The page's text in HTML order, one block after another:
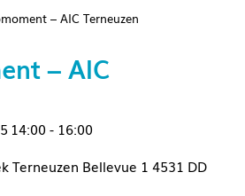
– AIC Terneuzen
– AIC
14:00 - 16:00
Terneuzen Bellevue 1 4531 DD